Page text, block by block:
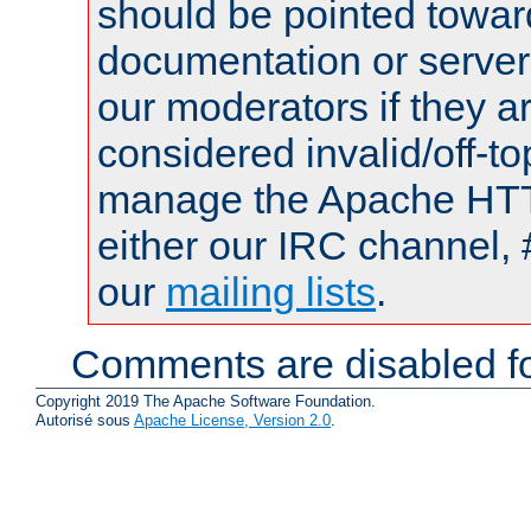
should be pointed
documentation or
our moderators if they
considered invalid/off-
manage the Apache
either our IRC channel,
our mailing lists.
Comments are disabled
Copyright 2019 The Apache Software Foundation.
Autorisé sous Apache License, Version 2.0.